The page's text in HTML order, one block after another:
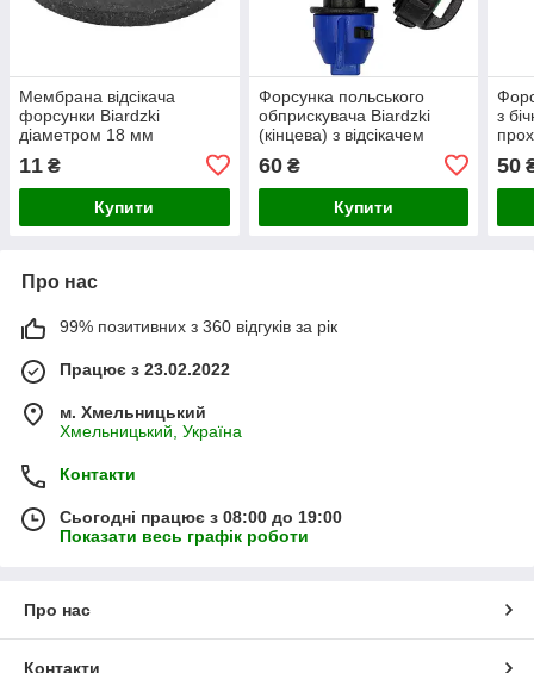
Мембрана відсікача
форсунки Biardzki
діаметром 18 мм
11 ₴
Купити
Форсунка польського
обприскувача Biardzki
(кінцева) з відсікачем
60₴
Купити
з
50
Про нас
99% позитивних з 360 відгуків за рік
Працює з 23.02.2022
м. Хмельницький
Хмельницький, Україна
Контакти
Сьогодні працює з 08:00 до 19:00
Показати весь графік роботи
Про нас
Контакти